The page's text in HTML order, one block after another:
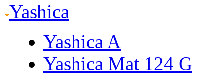
Yashica
Yashica A
Yashica Mat 124 G